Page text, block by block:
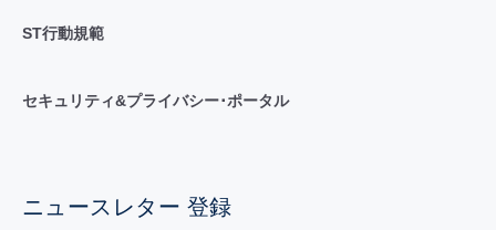
ST行動規範
セキュリティ&プライバシー･ポータル
ニュースレター 登録